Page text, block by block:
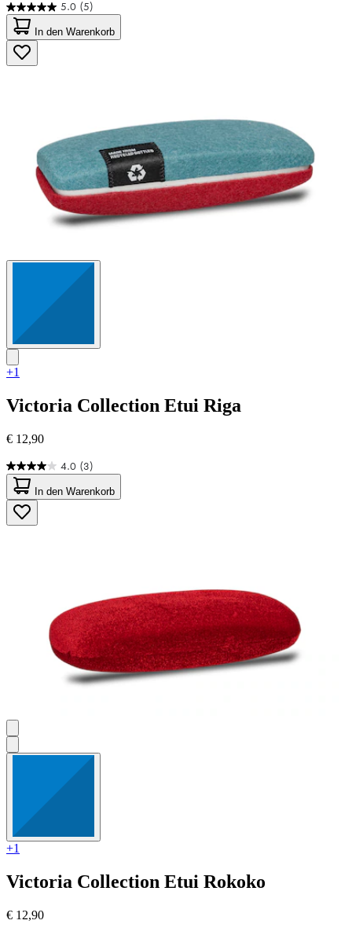
5.0 (5)
5.0
von
5
Sternen.
5
In den Warenkorb
+1
Victoria Collection Etui Riga
€ 12,90
4.0 (3)
4.0
von
5
Sternen.
3
In den Warenkorb
+1
Victoria Collection Etui Rokoko
€ 12,90